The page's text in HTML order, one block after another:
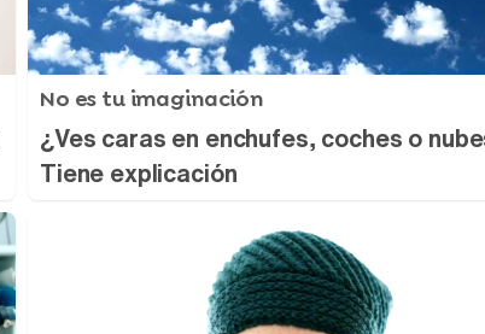
No es tu imaginación
¿Ves caras en enchufes, coches o
Tiene explicación